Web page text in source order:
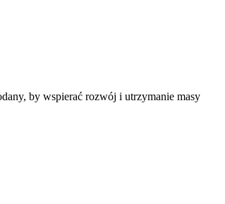
by wspierać rozwój i utrzymanie masy